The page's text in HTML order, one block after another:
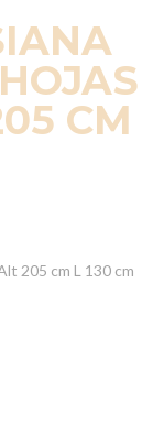
CM
205 cm L 130 cm